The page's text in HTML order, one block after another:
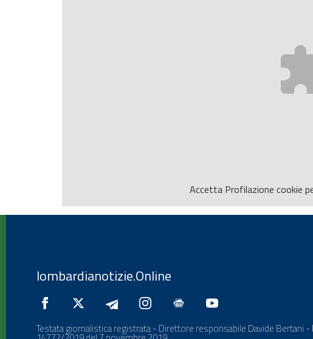
Accetta Profilazione cookie
lombardianotizie.Online
Testata giornalistica registrata - Direttore responsabile Davide Bertani -